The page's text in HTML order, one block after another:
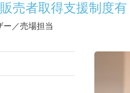
売者取得支援制度有
ー／売場担当